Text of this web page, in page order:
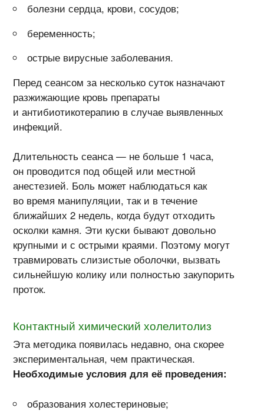
болезни сердца, крови, сосудов;
беременность;
острые вирусные заболевания.
Перед сеансом за несколько суток назначают
разжижающие кровь препараты
и антибиотикотерапию в случае выявленных
инфекций.
Длительность сеанса — не больше 1 часа,
он проводится под общей или местной
анестезией. Боль может наблюдаться как
во время манипуляции, так и в течение
ближайших 2 недель, когда будут отходить
осколки камня. Эти куски бывают довольно
крупными и с острыми краями. Поэтому могут
травмировать слизистые оболочки, вызвать
сильнейшую колику или полностью закупорить
проток.
Контактный химический холелитолиз
Эта методика появилась недавно, она скорее
экспериментальная, чем практическая.
Необходимые условия для её проведения:
образования холестериновые;